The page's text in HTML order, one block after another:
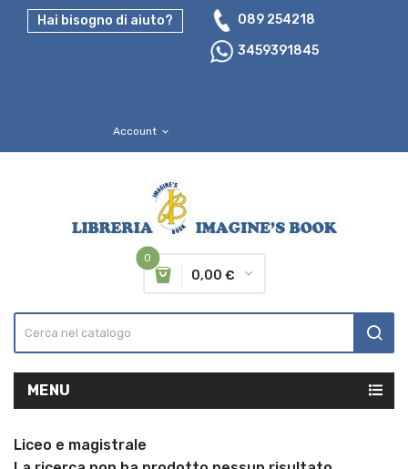
Hai bisogno di aiuto?
089 254218
3459391845
Account expand_more
0
0,00 €
MENU
Liceo e magistrale